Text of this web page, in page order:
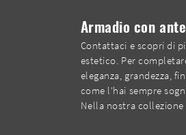
Armadio con
Contattaci e scopri di
estetico. Per
eleganza, grandezza,
come l'hai sempre
Nella nostra